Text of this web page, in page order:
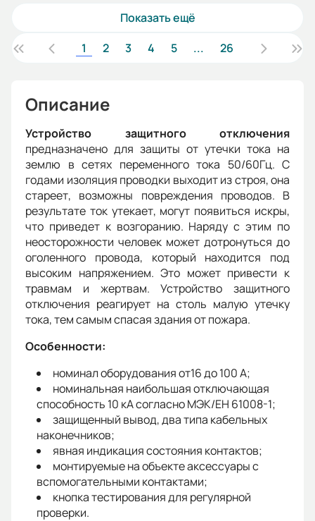
Показать ещё
1
2 3 4 5 ... 26
Описание
Устройство защитного отключения
предназначено для защиты от утечки тока на
землю в сетях переменного тока 50/60Гц. С
годами изоляция проводки выходит из строя, она
стареет, возможны повреждения проводов. В
результате ток утекает, могут появиться искры,
что приведет к возгоранию. Наряду с этим по
неосторожности человек может дотронуться до
оголенного провода, который находится под
высоким напряжением. Это может привести к
травмам и жертвам. Устройство защитного
отключения реагирует на столь малую утечку
тока, тем самым спасая здания от пожара.
Особенности:
номинал оборудования от16 до 100 A;
номинальная наибольшая отключающая
способность 10 кА согласно МЭК/ЕН 61008-1;
защищенный вывод, два типа кабельных
наконечников;
явная индикация состояния контактов;
монтируемые на объекте аксессуары с
вспомогательными контактами;
кнопка тестирования для регулярной
проверки.